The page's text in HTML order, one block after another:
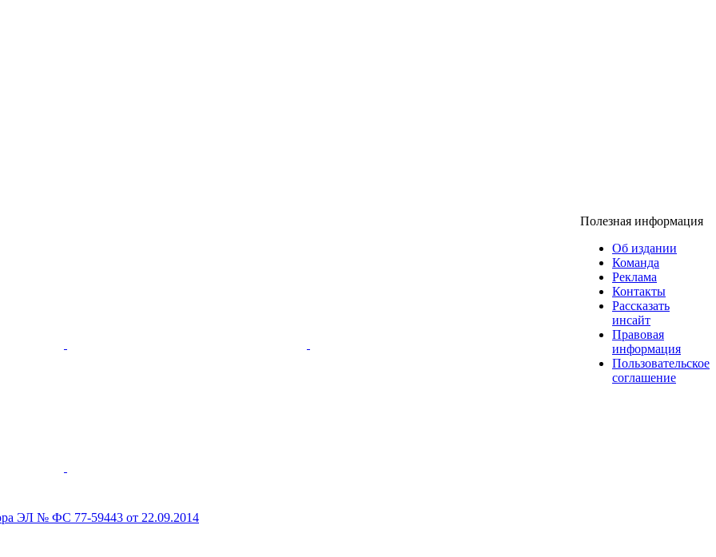
Полезная информация
Об издании
Команда
Реклама
Контакты
Рассказать
инсайт
Правовая
информация
Пользовательское
соглашение
ЭЛ № ФС 77-59443 от 22.09.2014